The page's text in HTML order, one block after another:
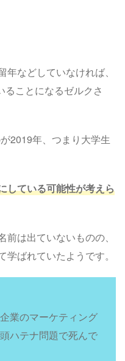
などしていなければ、
ことになるゼルクさ
2019年、つまり大学生
している可能性が考えら
は出ていないものの、
ばれていたようです。
業のマーケティング
ハテナ問題で死んで